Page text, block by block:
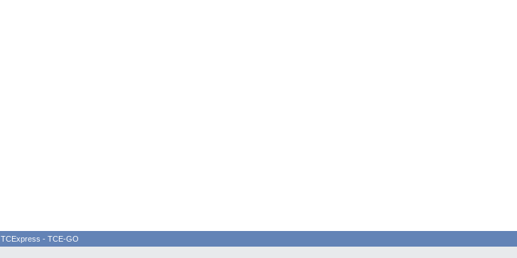
TCExpress - TCE-GO